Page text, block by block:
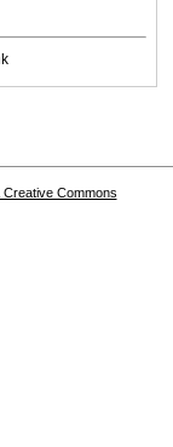
Creative Commons